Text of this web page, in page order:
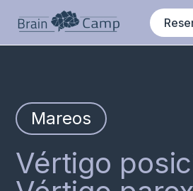
Mareos
Vértigo